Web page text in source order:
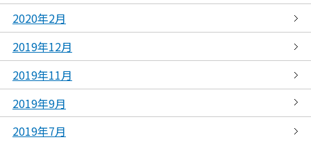
2020年2月
2019年12月
2019年11月
2019年9月
2019年7月